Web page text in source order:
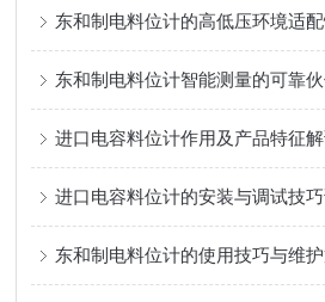
东和制电料位计的高低压环境适
东和制电料位计智能测量的可靠
进口电容料位计作用及产品特征
进口电容料位计的安装与调试技
东和制电料位计的使用技巧与维